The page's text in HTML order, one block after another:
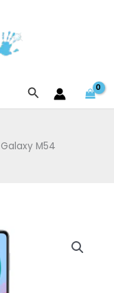
Buscar
M54